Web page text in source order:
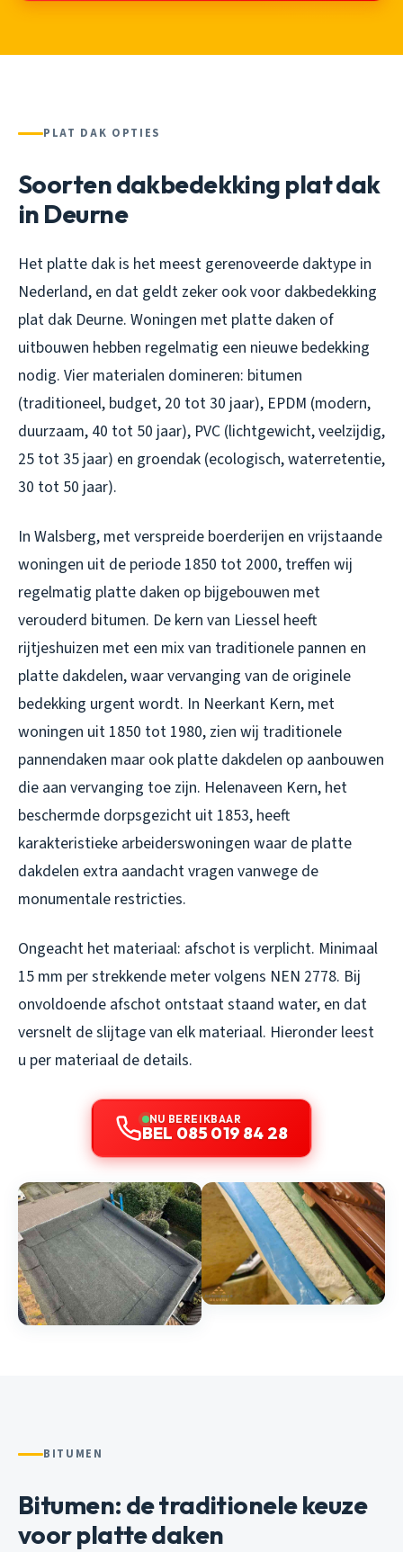
PLAT DAK OPTIES
Soorten dakbedekking plat dak
in Deurne
Het platte dak is het meest gerenoveerde daktype in
Nederland, en dat geldt zeker ook voor dakbedekking
plat dak Deurne. Woningen met platte daken of
uitbouwen hebben regelmatig een nieuwe bedekking
nodig. Vier materialen domineren: bitumen
(traditioneel, budget, 20 tot 30 jaar), EPDM (modern,
duurzaam, 40 tot 50 jaar), PVC (lichtgewicht, veelzijdig,
25 tot 35 jaar) en groendak (ecologisch, waterretentie,
30 tot 50 jaar).
In Walsberg, met verspreide boerderijen en vrijstaande
woningen uit de periode 1850 tot 2000, treffen wij
regelmatig platte daken op bijgebouwen met
verouderd bitumen. De kern van Liessel heeft
rijtjeshuizen met een mix van traditionele pannen en
platte dakdelen, waar vervanging van de originele
bedekking urgent wordt. In Neerkant Kern, met
woningen uit 1850 tot 1980, zien wij traditionele
pannendaken maar ook platte dakdelen op aanbouwen
die aan vervanging toe zijn. Helenaveen Kern, het
beschermde dorpsgezicht uit 1853, heeft
karakteristieke arbeiderswoningen waar de platte
dakdelen extra aandacht vragen vanwege de
monumentale restricties.
Ongeacht het materiaal: afschot is verplicht. Minimaal
15 mm per strekkende meter volgens NEN 2778. Bij
onvoldoende afschot ontstaat staand water, en dat
versnelt de slijtage van elk materiaal. Hieronder leest
u per materiaal de details.
NU BEREIKBAAR
BEL 085 019 84 28
BITUMEN
Bitumen: de traditionele keuze
voor platte daken